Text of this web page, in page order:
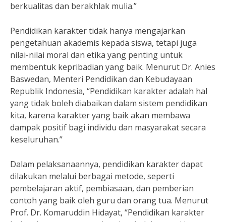
berkualitas dan berakhlak mulia.”
Pendidikan karakter tidak hanya mengajarkan
pengetahuan akademis kepada siswa, tetapi juga
nilai-nilai moral dan etika yang penting untuk
membentuk kepribadian yang baik. Menurut Dr. Anies
Baswedan, Menteri Pendidikan dan Kebudayaan
Republik Indonesia, “Pendidikan karakter adalah hal
yang tidak boleh diabaikan dalam sistem pendidikan
kita, karena karakter yang baik akan membawa
dampak positif bagi individu dan masyarakat secara
keseluruhan.”
Dalam pelaksanaannya, pendidikan karakter dapat
dilakukan melalui berbagai metode, seperti
pembelajaran aktif, pembiasaan, dan pemberian
contoh yang baik oleh guru dan orang tua. Menurut
Prof. Dr. Komaruddin Hidayat, “Pendidikan karakter